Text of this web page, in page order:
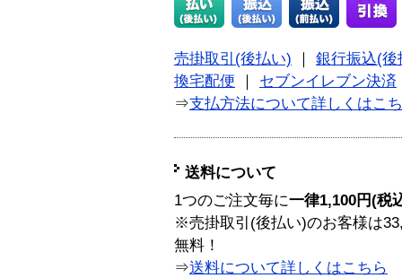
売掛取引(後払い)
銀行振込(後
換宅配便
セブンイレブン決済
⇒支払方法について詳しくはこ
送料について
1つのご注文毎に一律1,100円(税
※売掛取引(後払い)のお客様は
無料！
⇒送料について詳しくはこちら